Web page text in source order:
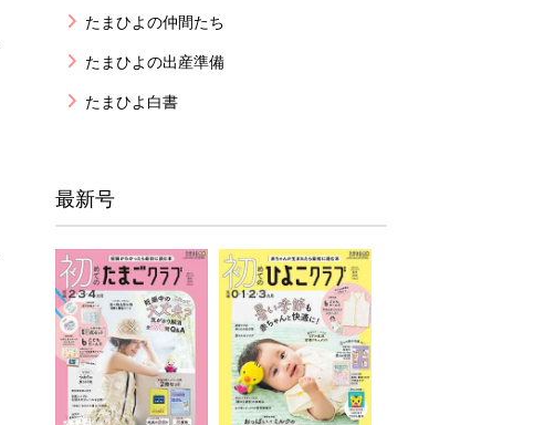
たまひよの仲間たち
たまひよの出産準備
たまひよ白書
最新号